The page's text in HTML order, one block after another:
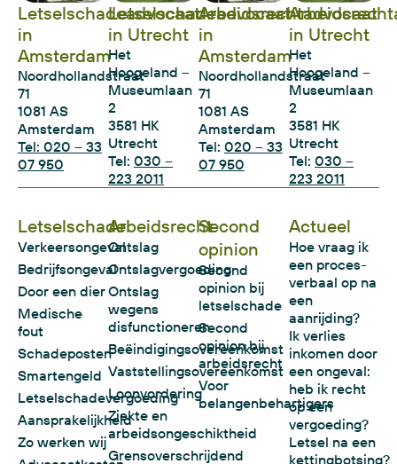
Letselschadeadvocaat
in
Amsterdam
Noordhollandstraat
71
1081 AS
Amsterdam
Tel: 020 – 33
07 950
Letselschadeadvocaat
in Utrecht
Het
Hoogeland –
Museumlaan
2
3581 HK
Utrecht
Tel: 030 –
223 2011
Arbeidsrechtadvocaat
in
Amsterdam
Noordhollandstraat
71
1081 AS
Amsterdam
Tel: 020 – 33
07 950
in Utrecht
Het
Hoogeland –
Museumlaan
2
3581 HK
Utrecht
Tel: 030 –
223 2011
Letselschade
Verkeersongeval
Bedrijfsongeval
Door een dier
Medische
fout
Schadeposten
Smartengeld
Letselschadevergoeding
Aansprakelijkheid
Zo werken wij
Arbeidsrecht
Ontslag
Ontslagvergoeding
Ontslag
wegens
disfunctioneren
Beëindigingsovereenkomst
Vaststellingsovereenkomst
Loonvordering
Ziekte en
arbeidsongeschiktheid
Grensoverschrijdend
Second
opinion
Second
opinion bij
letselschade
Second
opinion bij
arbeidsrecht
Voor
belangenbehartigers
Actueel
Hoe vraag ik
een proces-
verbaal op na
een
aanrijding?
Ik verlies
inkomen door
een ongeval:
heb ik recht
op een
vergoeding?
Letsel na een
kettingbotsing?